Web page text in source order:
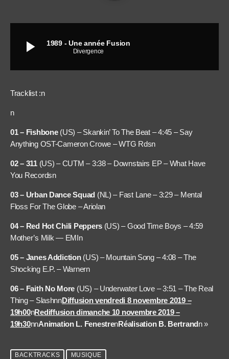
play_arrow 1989 - Une année Fusion
Divergence
Tracklist :n
n
01 – Fishbone(US) – Skankin’ To The Beat – 4:45 – Say
Anything OST-Cameron Crowe – WTG Rdsn
02 – 311(US) – CUTM – 3:38 – Downstairs EP – What Have
You Recordsn
03 – Urban Dance Squad (NL) – Fast Lane – 3:29 – Mental
Floss For The Globe – Ariolan
04 – Red Hot Chili Peppers(US) – Good Time Boys – 4:59
Mother’s Milk — EMIn
05 – Janes Addiction(US) – Mountain Song – 4:08 – The
Shocking E.P. – Warnern
06 – Faith No More (US) – Underwater Love – 3:51 – The Real
Thing – SlashnnDiffusion vendredi 8 novembre 2019 –
19h00nRediffusion dimanche 10 novembre 2019 –
19h30nnAnimation L. FenestrenRéalisation B. Bertrandn »
BACKTRACKS MUSIQUE